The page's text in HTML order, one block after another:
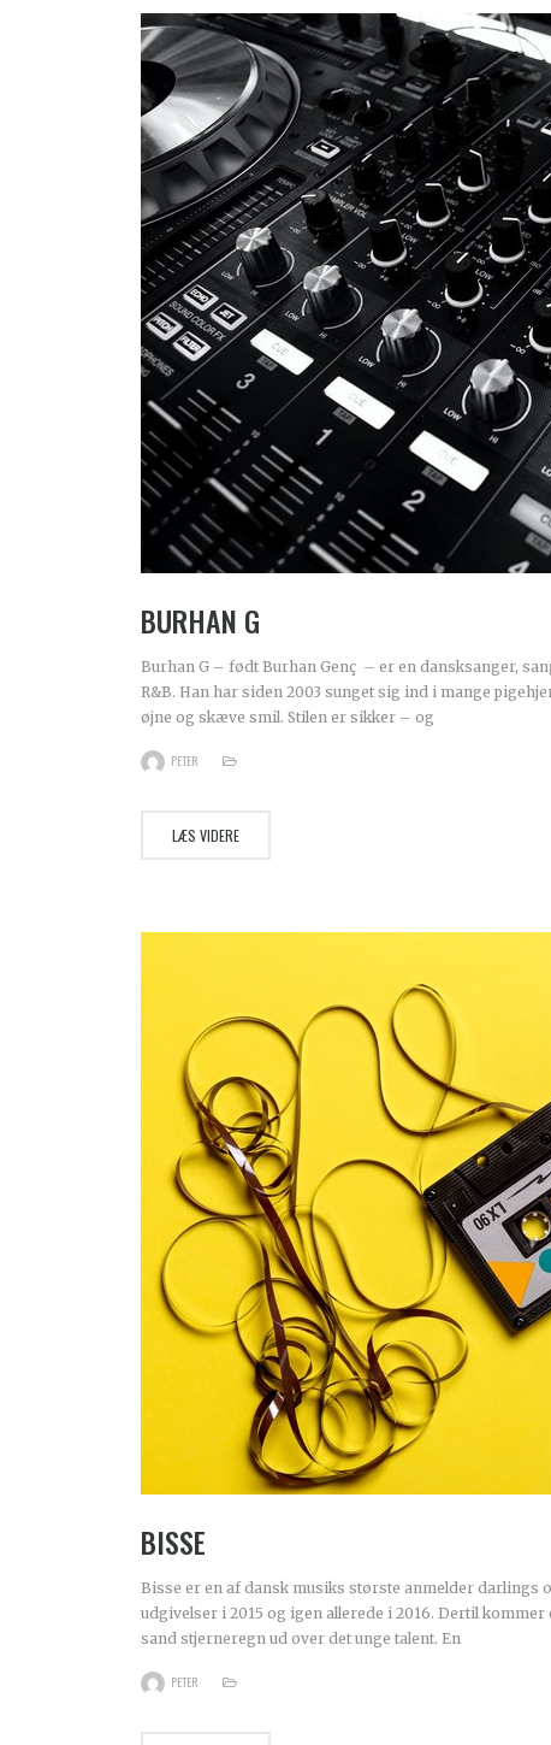
BURHAN G
Burhan G – født Burhan Genç – er en dansksanger,
R&B. Han har siden 2003 sunget sig ind i mange
øjne og skæve smil. Stilen er sikker – og
PETER
LÆS VIDERE
BISSE
Bisse er en af dansk musiks største anmelder darlings
udgivelser i 2015 og igen allerede i 2016. Dertil
sand stjerneregn ud over det unge talent. En
PETER